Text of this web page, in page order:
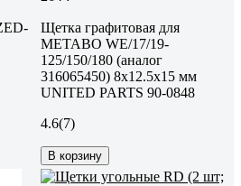
Щетка графитовая для
METABO WE/17/19-
125/150/180 (аналог
316065450) 8x12.5x15 мм
UNITED PARTS 90-0848
4.6(7)
В корзину